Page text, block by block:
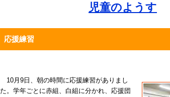
児童のようす
応援練習
10月9日、朝の時間に応援練習がありまし
た。学年ごとに赤組、白組に分かれ、応援団